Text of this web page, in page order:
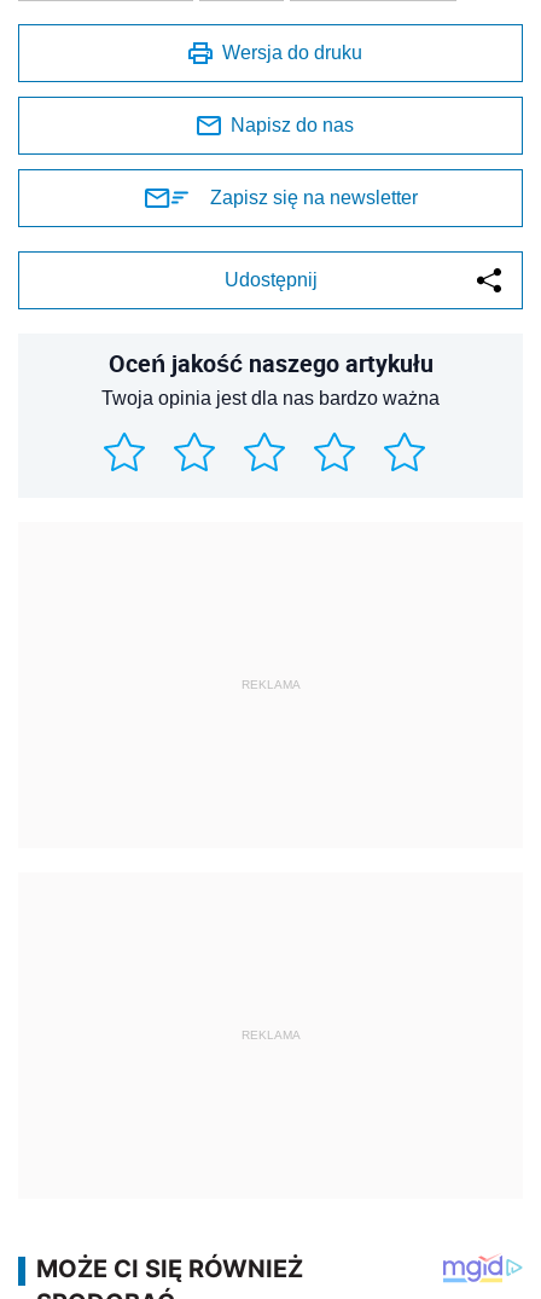
Wersja do druku
Napisz do nas
Zapisz się na newsletter
Udostępnij
Oceń jakość naszego artykułu
Twoja opinia jest dla nas bardzo ważna
REKLAMA
REKLAMA